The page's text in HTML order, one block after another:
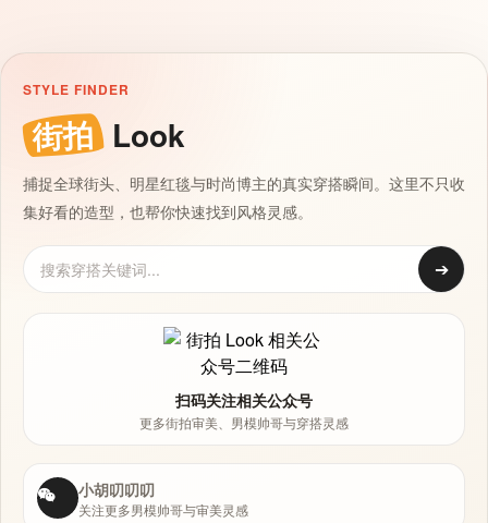
STYLE FINDER
街拍 Look
捕捉全球街头、明星红毯与时尚博主的真实穿搭瞬间。这里不只收
集好看的造型，也帮你快速找到风格灵感。
➔
扫码关注相关公众号
更多街拍审美、男模帅哥与穿搭灵感
小胡叨叨叨
关注更多男模帅哥与审美灵感